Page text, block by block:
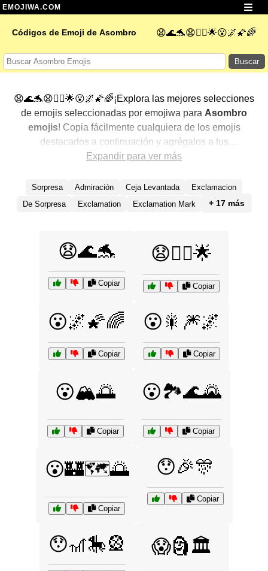
EMOJIWA.COM
Códigos de Emoji de Asombro 😧🌊🐬😧🧚‍♀️🌟😮🌌🌠🌈
Buscar
😧🌊🐬😧🧚‍♀️🌟😮🌌🌠🌈¡Explora las mejores selecciones
de emojis seleccionadas por emojiwa para Asombro
emojis! Copia fácilmente cualquiera de los emojis
destacados a continuación y agrégalos a tus
conversaciones para un toque personalizado. Hemos
mostrando primero los más populares. ¿Buscas más?
Explora otras categorías para descubrir aún más formas
Expandir para ver más
Sorpresa Admiración Ceja Levantada
Exclamacion
De Sorpresa
Exclamation Exclamation Mark + 17 más
😧🌊🐬
Copiar
😧🧚‍♀️🌟
Copiar
😮🌌🌠🌈
Copiar
😮🎇🎆🌌
Copiar
😮🏔️🌅
Copiar
😮🏞️🌊🌄
Copiar
😮🏰🗺️🌅
Copiar
😯🎉🎊
Copiar
😯🎢🎠🎡 😱🗿🏛️